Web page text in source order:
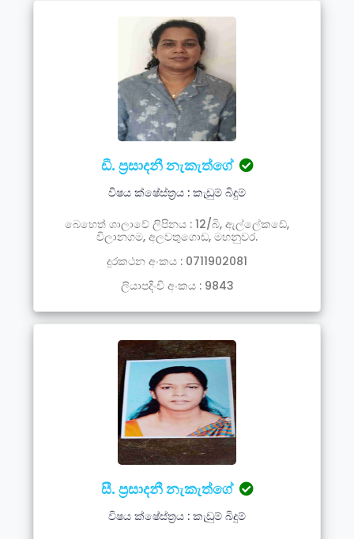
ඩී. ප්‍රසාදනී නැකැත්ගේ
විෂය ක්ෂේස්ත්‍රය : කැඩුම් බිදුම්
බෙහෙත් ශාලාවේ ලිපිනය : 12/බි, ඇල්ලේකඩේ,
විලානගම, අලවතුගොඩ, මහනුවර.
දූරකථන අංකය : 0711902081
ලියාපදිංචි අංකය : 9843
සී. ප්‍රසාදනී නැකැත්ගේ
විෂය ක්ෂේස්ත්‍රය : කැඩුම් බිදුම්